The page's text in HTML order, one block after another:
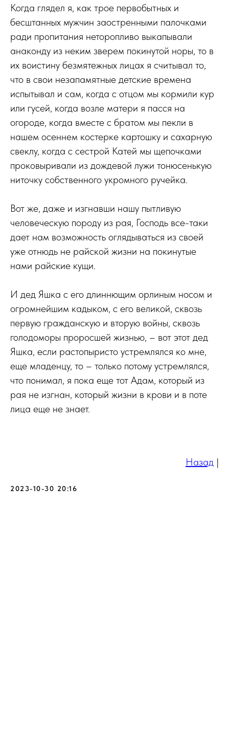
Когда глядел я, как трое первобытных и
бесштанных мужчин заостренными палочками
ради пропитания неторопливо выкапывали
анаконду из неким зверем покинутой норы, то в
их воистину безмятежных лицах я считывал то,
что в свои незапамятные детские времена
испытывал и сам, когда с отцом мы кормили кур
или гусей, когда возле матери я пасся на
огороде, когда вместе с братом мы пекли в
нашем осеннем костерке картошку и сахарную
свеклу, когда с сестрой Катей мы щепочками
проковыривали из дождевой лужи тонюсенькую
ниточку собственного укромного ручейка.
Вот же, даже и изгнавши нашу пытливую
человеческую породу из рая, Господь все-таки
дает нам возможность оглядываться из своей
уже отнюдь не райской жизни на покинутые
нами райские кущи.
И дед Яшка с его длиннющим орлиным носом и
огромнейшим кадыком, с его великой, сквозь
первую гражданскую и вторую войны, сквозь
голодоморы проросшей жизнью, – вот этот дед
Яшка, если растопыристо устремлялся ко мне,
еще младенцу, то – только потому устремлялся,
что понимал, я пока еще тот Адам, который из
рая не изгнан, который жизни в крови и в поте
лица еще не знает.
Назад |
2023-10-30 20:16